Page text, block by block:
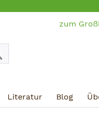
zum
Literatur Blog